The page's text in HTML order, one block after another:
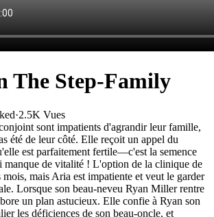
The Step-Family
·2.5K Vues
sont impatients d'agrandir leur famille,
été de leur côté. Elle reçoit un appel du
est parfaitement fertile—c'est la semence
manque de vitalité ! L'option de la clinique de
mais Aria est impatiente et veut le garder
Lorsque son beau-neveu Ryan Miller rentre
un plan astucieux. Elle confie à Ryan son
les déficiences de son beau-oncle, et